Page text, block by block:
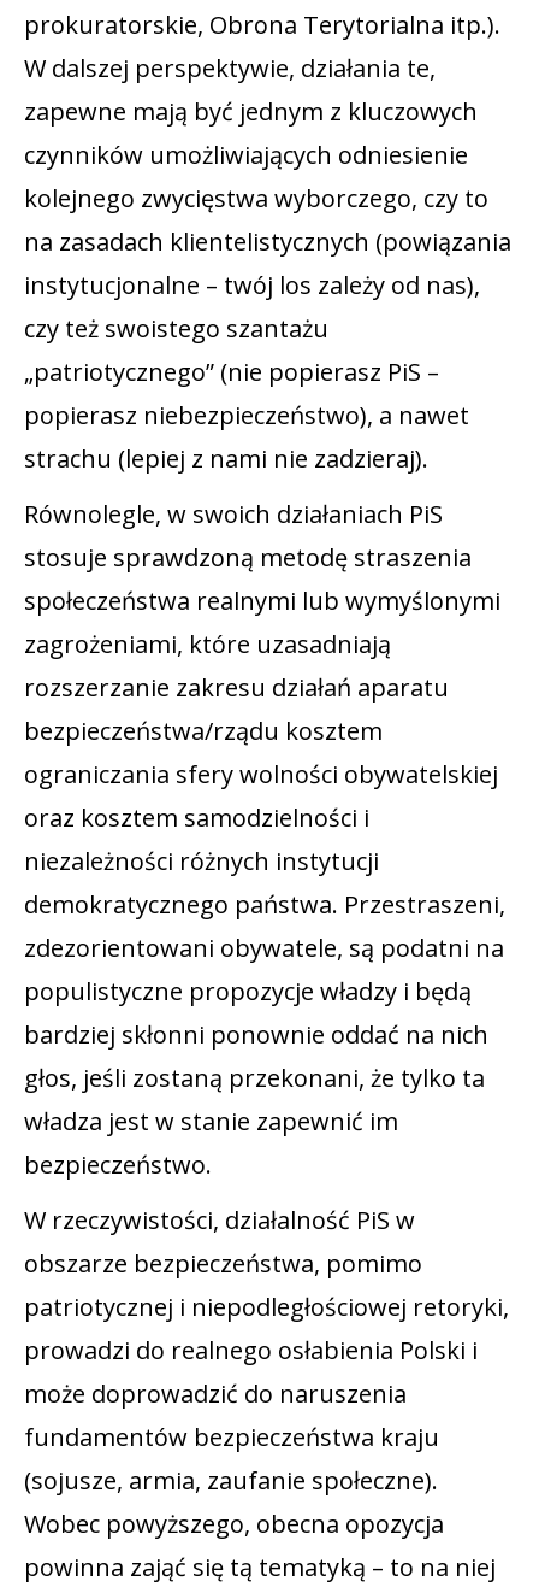
prokuratorskie, Obrona Terytorialna itp.).
W dalszej perspektywie, działania te,
zapewne mają być jednym z kluczowych
czynników umożliwiających odniesienie
kolejnego zwycięstwa wyborczego, czy to
na zasadach klientelistycznych (powiązania
instytucjonalne – twój los zależy od nas),
czy też swoistego szantażu
„patriotycznego” (nie popierasz PiS –
popierasz niebezpieczeństwo), a nawet
strachu (lepiej z nami nie zadzieraj).
Równolegle, w swoich działaniach PiS
stosuje sprawdzoną metodę straszenia
społeczeństwa realnymi lub wymyślonymi
zagrożeniami, które uzasadniają
rozszerzanie zakresu działań aparatu
bezpieczeństwa/rządu kosztem
ograniczania sfery wolności obywatelskiej
oraz kosztem samodzielności i
niezależności różnych instytucji
demokratycznego państwa. Przestraszeni,
zdezorientowani obywatele, są podatni na
populistyczne propozycje władzy i będą
bardziej skłonni ponownie oddać na nich
głos, jeśli zostaną przekonani, że tylko ta
władza jest w stanie zapewnić im
bezpieczeństwo.
W rzeczywistości, działalność PiS w
obszarze bezpieczeństwa, pomimo
patriotycznej i niepodległościowej retoryki,
prowadzi do realnego osłabienia Polski i
może doprowadzić do naruszenia
fundamentów bezpieczeństwa kraju
(sojusze, armia, zaufanie społeczne).
Wobec powyższego, obecna opozycja
powinna zająć się tą tematyką – to na niej